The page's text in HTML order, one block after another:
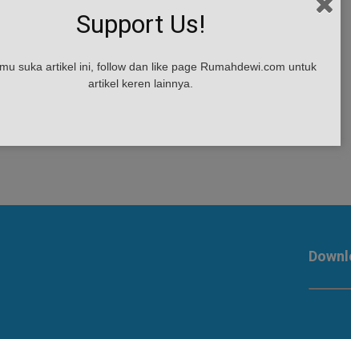
Support Us!
suka artikel ini, follow dan like page Rumahdewi.com untuk
artikel keren lainnya.